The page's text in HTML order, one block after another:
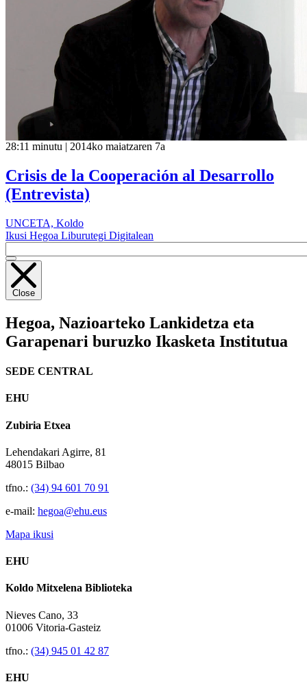
28:11 minutu | 2014ko maiatzaren 7a
Crisis de la Cooperación al Desarrollo
(Entrevista)
UNCETA, Koldo
Ikusi Hegoa Liburutegi Digitalean
Close
Hegoa, Nazioarteko Lankidetza eta
Garapenari buruzko Ikasketa Institutua
SEDE CENTRAL
EHU
Zubiria Etxea
Lehendakari Agirre, 81
48015 Bilbao
tfno.: (34) 94 601 70 91
e-mail: hegoa@ehu.eus
Mapa ikusi
EHU
Koldo Mitxelena Biblioteka
Nieves Cano, 33
01006 Vitoria-Gasteiz
tfno.: (34) 945 01 42 87
EHU